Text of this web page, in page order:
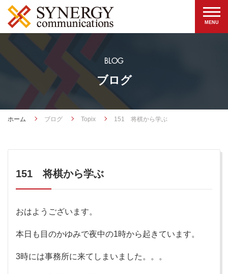
BLOG
ブログ
ホーム ブログ Topix 151 将棋から学ぶ
151 将棋から学ぶ
おはようございます。
本日も目のかゆみで夜中の1時から起きています。
3時には事務所に来てしまいました。。。